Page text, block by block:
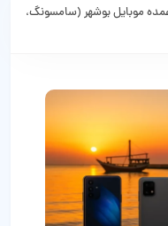
موبایل بوشهر (سامسونگ،